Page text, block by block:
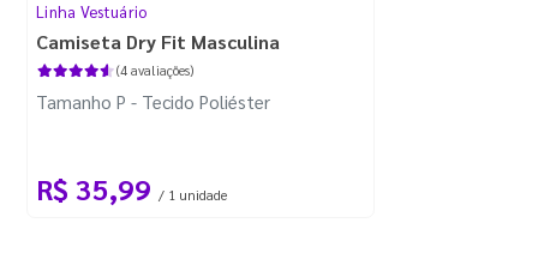
Linha Vestuário
Camiseta Dry Fit Masculina
(4 avaliações)
Tamanho P - Tecido Poliéster
R$ 35,99 / 1 unidade